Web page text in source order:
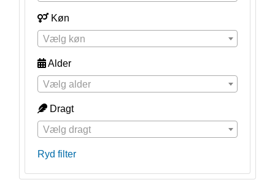
Køn
Vælg køn
Alder
Vælg alder
Dragt
Vælg dragt
Ryd filter